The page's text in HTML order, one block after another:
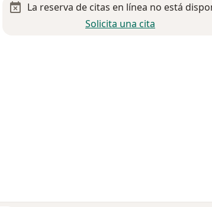
La reserva de citas en línea no está
Solicita una cita